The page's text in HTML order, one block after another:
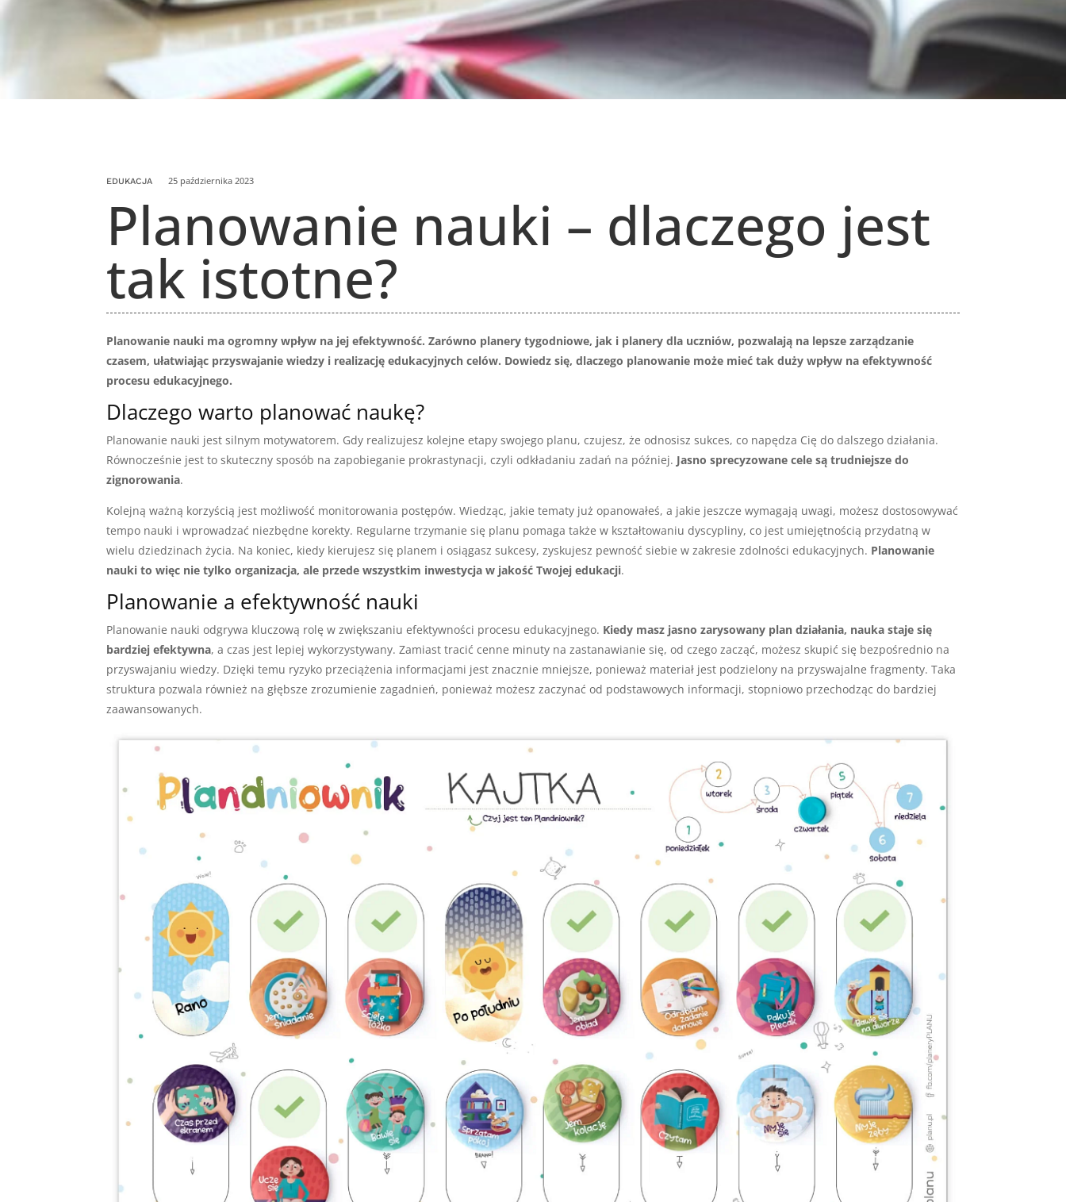
EDUKACJA 25 października 2023
Planowanie nauki – dlaczego jest
tak istotne?
Planowanie nauki ma ogromny wpływ na jej efektywność. Zarówno planery tygodniowe, jak i planery dla uczniów, pozwalają na lepsze zarządzanie
czasem, ułatwiając przyswajanie wiedzy i realizację edukacyjnych celów. Dowiedz się, dlaczego planowanie może mieć tak duży wpływ na efektywność
procesu edukacyjnego.
Dlaczego warto planować naukę?
Planowanie nauki jest silnym motywatorem. Gdy realizujesz kolejne etapy swojego planu, czujesz, że odnosisz sukces, co napędza Cię do dalszego działania.
Równocześnie jest to skuteczny sposób na zapobieganie prokrastynacji, czyli odkładaniu zadań na później. Jasno sprecyzowane cele są trudniejsze do
zignorowania.
Kolejną ważną korzyścią jest możliwość monitorowania postępów. Wiedząc, jakie tematy już opanowałeś, a jakie jeszcze wymagają uwagi, możesz dostosowywać
tempo nauki i wprowadzać niezbędne korekty. Regularne trzymanie się planu pomaga także w kształtowaniu dyscypliny, co jest umiejętnością przydatną w
wielu dziedzinach życia. Na koniec, kiedy kierujesz się planem i osiągasz sukcesy, zyskujesz pewność siebie w zakresie zdolności edukacyjnych. Planowanie
nauki to więc nie tylko organizacja, ale przede wszystkim inwestycja w jakość Twojej edukacji.
Planowanie a efektywność nauki
Planowanie nauki odgrywa kluczową rolę w zwiększaniu efektywności procesu edukacyjnego. Kiedy masz jasno zarysowany plan działania, nauka staje się
bardziej efektywna, a czas jest lepiej wykorzystywany. Zamiast tracić cenne minuty na zastanawianie się, od czego zacząć, możesz skupić się bezpośrednio na
przyswajaniu wiedzy. Dzięki temu ryzyko przeciążenia informacjami jest znacznie mniejsze, ponieważ materiał jest podzielony na przyswajalne fragmenty. Taka
struktura pozwala również na głębsze zrozumienie zagadnień, ponieważ możesz zaczynać od podstawowych informacji, stopniowo przechodząc do bardziej
zaawansowanych.